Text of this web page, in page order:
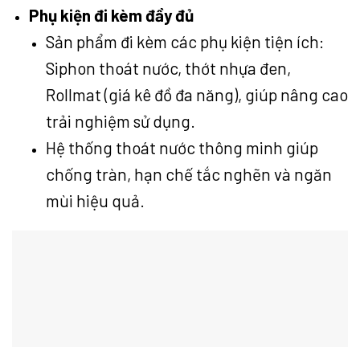
Phụ kiện đi kèm đầy đủ
Sản phẩm đi kèm các phụ kiện tiện ích:
Siphon thoát nước, thớt nhựa đen,
Rollmat (giá kê đồ đa năng), giúp nâng cao
trải nghiệm sử dụng.
Hệ thống thoát nước thông minh giúp
chống tràn, hạn chế tắc nghẽn và ngăn
mùi hiệu quả.